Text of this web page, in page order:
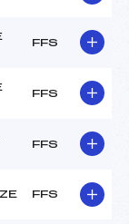
FFS
FFS
FFS
FFS